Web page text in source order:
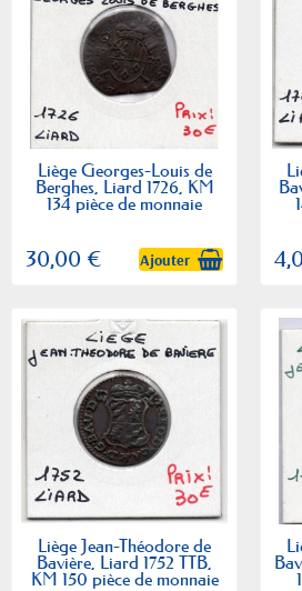
Liège Georges-Louis de
Berghes, Liard 1726, KM
134 pièce de monnaie
30,00 € Ajouter
Liège Jean-Théodore de
Bavière, Liard 1752 TTB,
KM 150 pièce de monnaie